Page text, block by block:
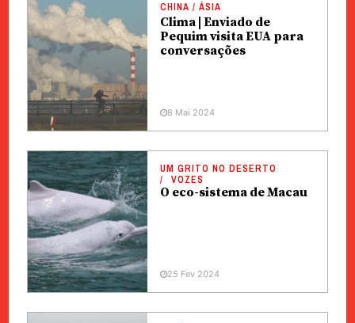
CHINA / ÁSIA
Clima | Enviado de
Pequim visita EUA para
conversações
8 Mai 2024
UM GRITO NO DESERTO
VOZES
O eco-sistema de Macau
25 Fev 2024